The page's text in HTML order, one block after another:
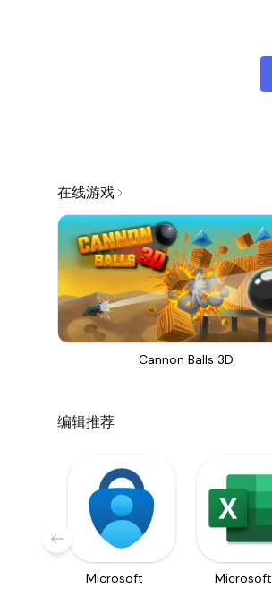
在线游戏
Cannon Balls 3D
编辑推荐
Microsoft
Microsoft